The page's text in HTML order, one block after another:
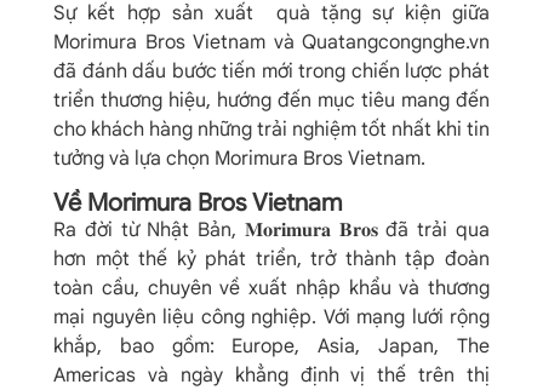
Sự kết hợp sản xuất quà tặng sự kiện giữa
Morimura Bros Vietnam và Quatangcongnghe.vn
đã đánh dấu bước tiến mới trong chiến lược phát
triển thương hiệu, hướng đến mục tiêu mang đến
cho khách hàng những trải nghiệm tốt nhất khi tin
tưởng và lựa chọn Morimura Bros Vietnam.
Về Morimura Bros Vietnam
Ra đời từ Nhật Bản, 𝐌𝐨𝐫𝐢𝐦𝐮𝐫𝐚 𝐁𝐫𝐨𝐬 đã trải qua
hơn một thế kỷ phát triển, trở thành tập đoàn
toàn cầu, chuyên về xuất nhập khẩu và thương
mại nguyên liệu công nghiệp. Với mạng lưới rộng
khắp, bao gồm: Europe, Asia, Japan, The
Americas và ngày khẳng định vị thế trên thị